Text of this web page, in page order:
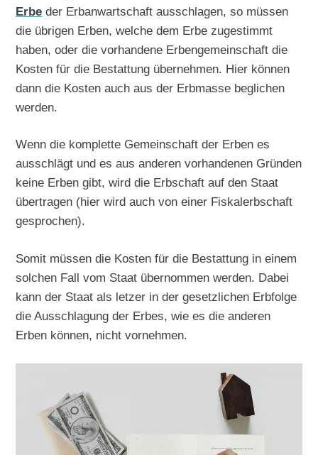
Erbe der Erbanwartschaft ausschlagen, so müssen
die übrigen Erben, welche dem Erbe zugestimmt
haben, oder die vorhandene Erbengemeinschaft die
Kosten für die Bestattung übernehmen. Hier können
dann die Kosten auch aus der Erbmasse beglichen
werden.
Wenn die komplette Gemeinschaft der Erben es
ausschlägt und es aus anderen vorhandenen Gründen
keine Erben gibt, wird die Erbschaft auf den Staat
übertragen (hier wird auch von einer Fiskalerbschaft
gesprochen).
Somit müssen die Kosten für die Bestattung in einem
solchen Fall vom Staat übernommen werden. Dabei
kann der Staat als letzer in der gesetzlichen Erbfolge
die Ausschlagung der Erbes, wie es die anderen
Erben können, nicht vornehmen.